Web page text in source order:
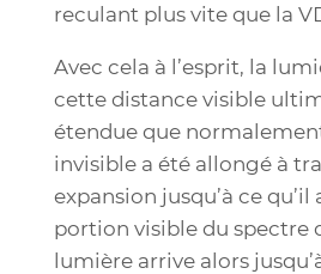
reculant plus vite que la
Avec cela à l’esprit, la
cette distance visible
étendue que
invisible a été allongé à
expansion jusqu’à ce qu’il
portion visible du spectre
lumière arrive alors